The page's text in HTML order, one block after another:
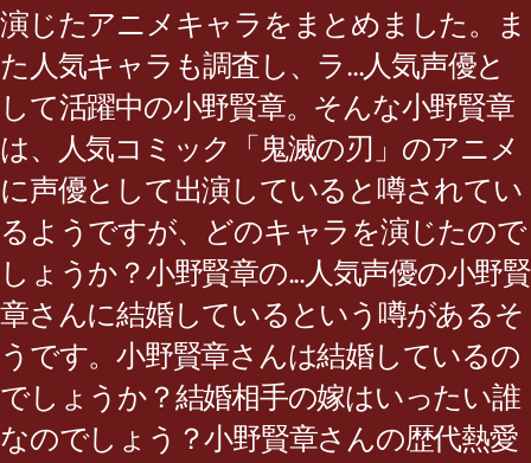
演じたアニメキャラをまとめました。ま
た人気キャラも調査し、ラ...人気声優と
して活躍中の小野賢章。そんな小野賢章
は、人気コミック「鬼滅の刃」のアニメ
に声優として出演していると噂されてい
るようですが、どのキャラを演じたので
しょうか？小野賢章の...人気声優の小野賢
章さんに結婚しているという噂があるそ
うです。小野賢章さんは結婚しているの
でしょうか？結婚相手の嫁はいったい誰
なのでしょう？小野賢章さんの歴代熱愛